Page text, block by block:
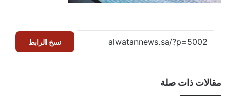
نسخ الرابط
مقالات ذات صلة